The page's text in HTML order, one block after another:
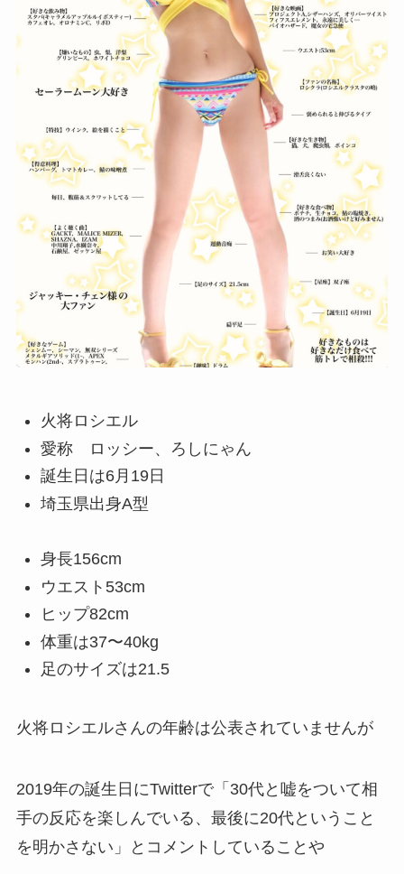
火将ロシエル
愛称 ロッシー、ろしにゃん
誕生日は6月19日
埼玉県出身A型
身長156cm
ウエスト53cm
ヒップ82cm
体重は37〜40kg
足のサイズは21.5
火将ロシエルさんの年齢は公表されていませんが
2019年の誕生日にTwitterで「30代と嘘をついて相
手の反応を楽しんでいる、最後に20代ということ
を明かさない」とコメントしていることや